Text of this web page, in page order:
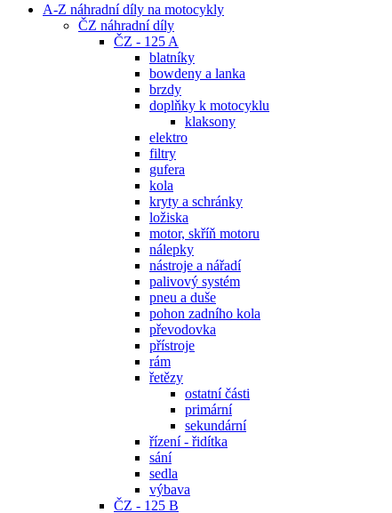
A-Z náhradní díly na motocykly
ČZ náhradní díly
ČZ - 125 A
blatníky
bowdeny a lanka
brzdy
doplňky k motocyklu
klaksony
elektro
filtry
gufera
kola
kryty a schránky
ložiska
motor, skříň motoru
nálepky
nástroje a nářadí
palivový systém
pneu a duše
pohon zadního kola
převodovka
přístroje
rám
řetězy
ostatní části
primární
sekundární
řízení - řidítka
sání
sedla
výbava
ČZ - 125 B